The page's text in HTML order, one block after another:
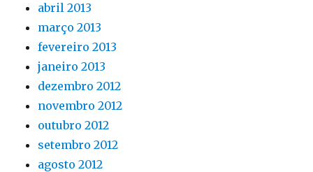
abril 2013
março 2013
fevereiro 2013
janeiro 2013
dezembro 2012
novembro 2012
outubro 2012
setembro 2012
agosto 2012